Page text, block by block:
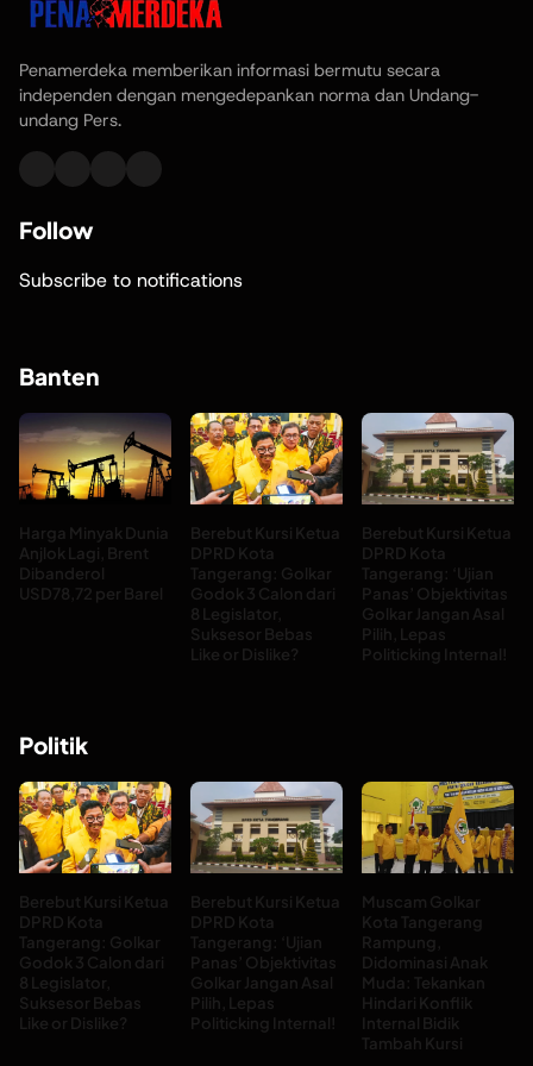
Penamerdeka memberikan informasi bermutu secara
independen dengan mengedepankan norma dan Undang-
undang Pers.
Follow
Subscribe to notifications
Banten
Harga Minyak Dunia
Anjlok Lagi, Brent
Dibanderol
USD78,72 per Barel
Berebut Kursi Ketua
DPRD Kota
Tangerang: Golkar
Godok 3 Calon dari
8 Legislator,
Suksesor Bebas
Like or Dislike?
Berebut Kursi Ketua
DPRD Kota
Tangerang: ‘Ujian
Panas’ Objektivitas
Golkar Jangan Asal
Pilih, Lepas
Politicking Internal!
Politik
Berebut Kursi Ketua
DPRD Kota
Tangerang: Golkar
Godok 3 Calon dari
8 Legislator,
Suksesor Bebas
Like or Dislike?
Berebut Kursi Ketua
DPRD Kota
Tangerang: ‘Ujian
Panas’ Objektivitas
Golkar Jangan Asal
Pilih, Lepas
Politicking Internal!
Muscam Golkar
Kota Tangerang
Rampung,
Didominasi Anak
Muda: Tekankan
Hindari Konflik
Internal Bidik
Tambah Kursi